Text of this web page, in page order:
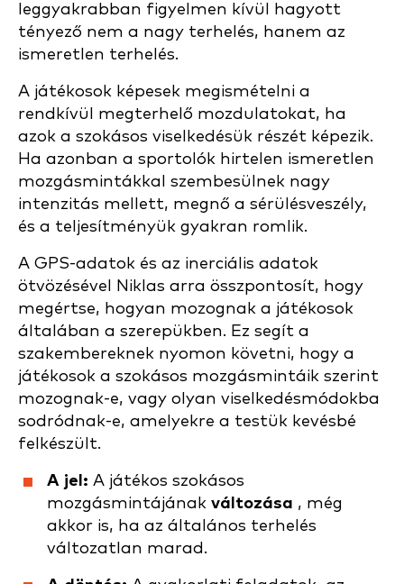
leggyakrabban figyelmen kívül hagyott
tényező nem a nagy terhelés, hanem az
ismeretlen terhelés.
A játékosok képesek megismételni a
rendkívül megterhelő mozdulatokat, ha
azok a szokásos viselkedésük részét képezik.
Ha azonban a sportolók hirtelen ismeretlen
mozgásmintákkal szembesülnek nagy
intenzitás mellett, megnő a sérülésveszély,
és a teljesítményük gyakran romlik.
A GPS-adatok és az inerciális adatok
ötvözésével Niklas arra összpontosít, hogy
megértse, hogyan mozognak a játékosok
általában a szerepükben. Ez segít a
szakembereknek nyomon követni, hogy a
játékosok a szokásos mozgásmintáik szerint
mozognak-e, vagy olyan viselkedésmódokba
sodródnak-e, amelyekre a testük kevésbé
felkészült.
A jel: A játékos szokásos
mozgásmintájának változása , még
akkor is, ha az általános terhelés
változatlan marad.